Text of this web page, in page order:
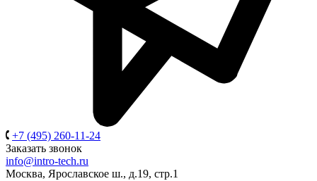
+7 (495) 260-11-24
Заказать звонок
info@intro-tech.ru
Москва, Ярославское ш., д.19, стр.1